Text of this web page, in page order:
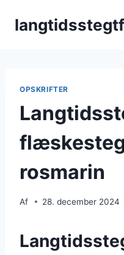
OPSKRIFTER
rosmarin
Af 28. december 2024